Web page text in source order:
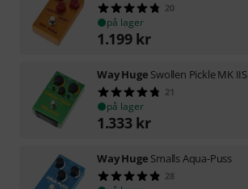
20
på lager
1.199 kr
Way Huge Swollen Pickle MK IIS
21
på lager
1.333 kr
Way Huge Smalls Aqua-Puss
28